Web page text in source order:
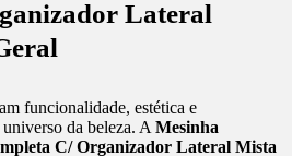
Lateral
funcionalidade, estética e
da beleza. A Mesinha
C/ Organizador Lateral Mista